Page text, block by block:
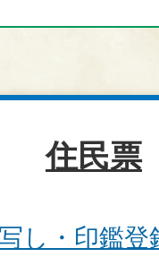
住民票
し・印鑑